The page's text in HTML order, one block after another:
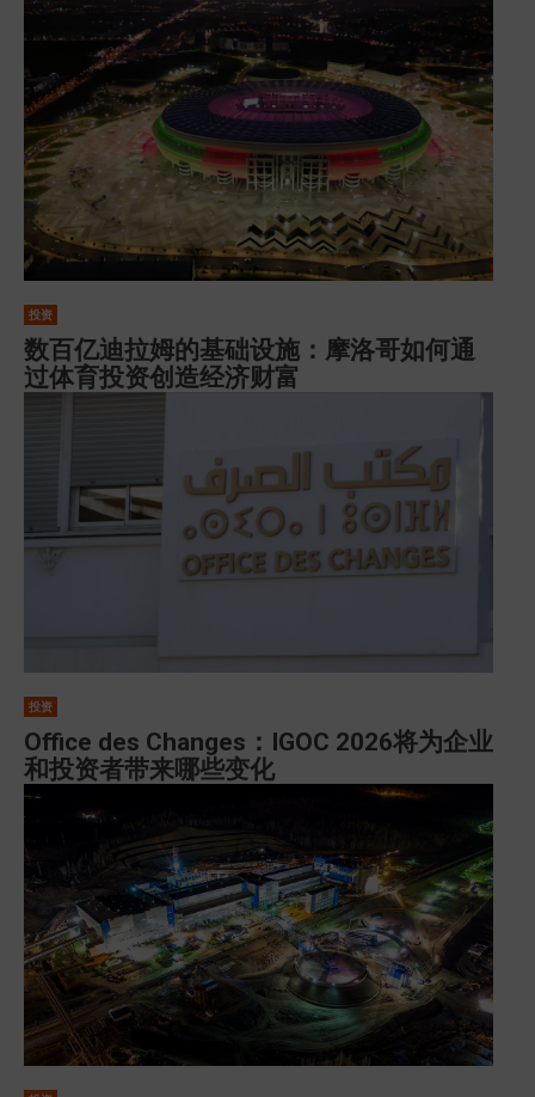
投资
数百亿迪拉姆的基础设施：摩洛哥如何通
过体育投资创造经济财富
投资
Office des Changes：IGOC 2026将为企业
和投资者带来哪些变化